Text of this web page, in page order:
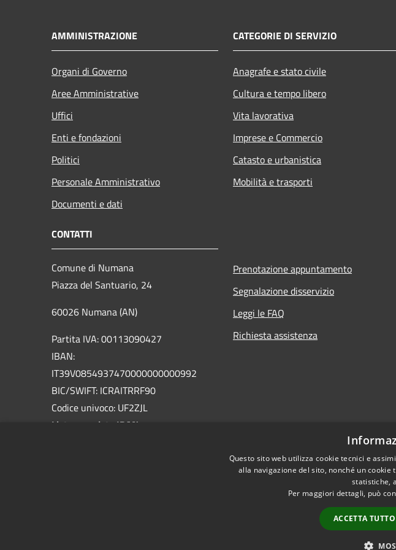
AMMINISTRAZIONE
Organi di Governo
Aree Amministrative
Uffici
Enti e fondazioni
Politici
Personale Amministrativo
Documenti e dati
CATEGORIE DI SERVIZIO
Anagrafe e stato civile
Cultura e tempo libero
Vita lavorativa
Imprese e Commercio
Catasto e urbanistica
Mobilità e trasporti
CONTATTI
Comune di Numana
Piazza del Santuario, 24
60026 Numana (AN)
Partita IVA: 00113090427
IBAN:
IT39V0854937470000000000992
BIC/SWIFT: ICRAITRRF90
Codice univoco: UF2ZJL
Lista completa IBAN
Prenotazione appuntamento
Segnalazione disservizio
Leggi le FAQ
Richiesta assistenza
Questo sito web utilizza cookie tecnici e
alla navigazione del sito, nonché un
statistiche,
Per maggiori dettagli, può
ACCETTA TUTTO